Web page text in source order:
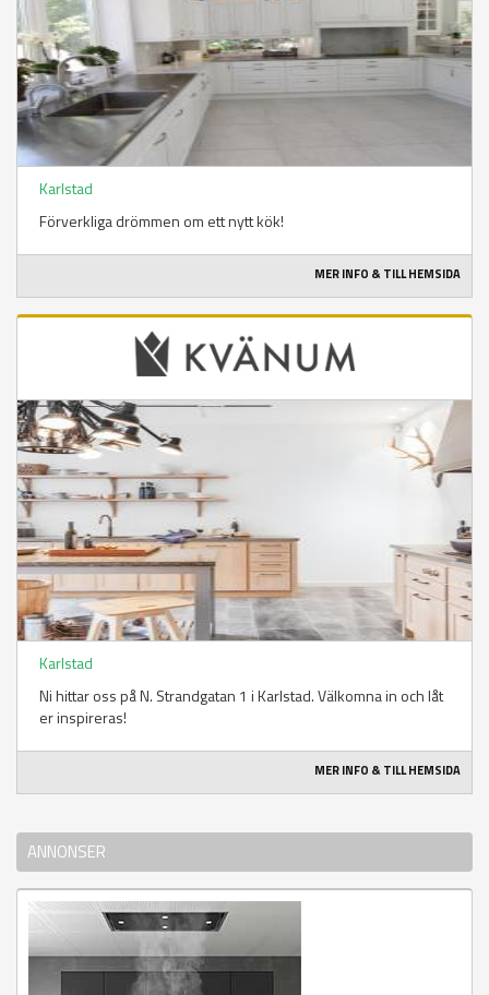
Karlstad
Förverkliga drömmen om ett nytt kök!
MER INFO & TILL HEMSIDA
Karlstad
Ni hittar oss på N. Strandgatan 1 i Karlstad. Välkomna in och låt
er inspireras!
MER INFO & TILL HEMSIDA
ANNONSER